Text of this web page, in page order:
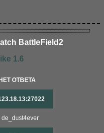
BattleField2
1.6
НЕТ ОТВЕТА
de_dust4ever